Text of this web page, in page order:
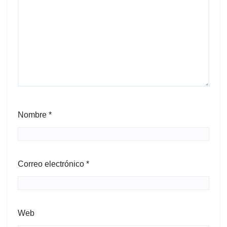
Nombre *
Correo electrónico *
Web